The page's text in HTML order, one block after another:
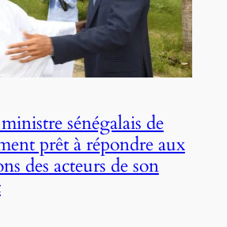
sénégalais de
prêt à répondre aux
des acteurs de son